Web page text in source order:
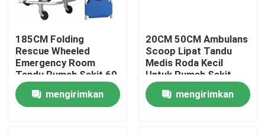
Rumah
185CM Folding
Rescue Wheeled
Emergency Room
Tandu Rumah Sakit 60
Deg Ambulans
mengirimkan
20CM 50CM Ambulans
Scoop Lipat Tandu
Medis Roda Kecil
Untuk Rumah Sakit
mengirimkan